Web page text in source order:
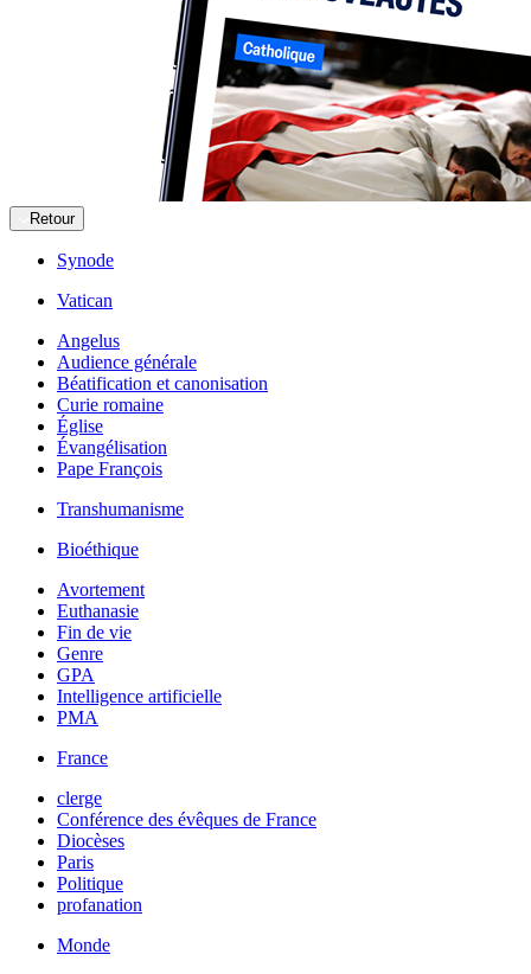
Retour
Synode
Vatican
Angelus
Audience générale
Béatification et canonisation
Curie romaine
Église
Évangélisation
Pape François
Transhumanisme
Bioéthique
Avortement
Euthanasie
Fin de vie
Genre
GPA
Intelligence artificielle
PMA
France
clerge
Conférence des évêques de France
Diocèses
Paris
Politique
profanation
Monde